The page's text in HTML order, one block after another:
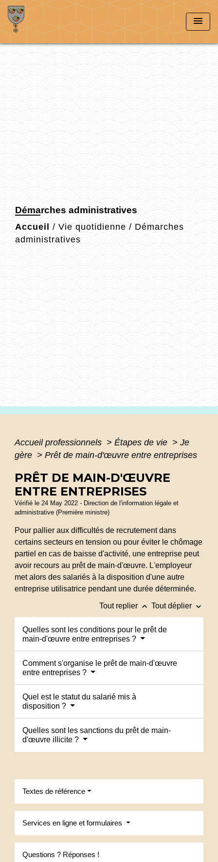
menu
Démarches administratives
Accueil / Vie quotidienne / Démarches
administratives
Accueil professionnels > Étapes de vie > Je
gère > Prêt de main-d'œuvre entre entreprises
PRÊT DE MAIN-D'ŒUVRE
ENTRE ENTREPRISES
Vérifié le 24 May 2022 - Direction de l'information légale et
administrative (Première ministre)
Pour pallier aux difficultés de recrutement dans
certains secteurs en tension ou pour éviter le chômage
partiel en cas de baisse d'activité, une entreprise peut
avoir recours au prêt de main-d'œuvre. L'employeur
met alors des salariés à la disposition d'une autre
entreprise utilisatrice pendant une durée déterminée.
Tout replier keyboard_arrow_up Tout déplier keyboard_arrow_down
Quelles sont les conditions pour le prêt de
main-d'œuvre entre entreprises ?
Comment s'organise le prêt de main-d'œuvre
entre entreprises ?
Quel est le statut du salarié mis à
disposition ?
Quelles sont les sanctions du prêt de main-
d'œuvre illicite ?
Textes de référence
Services en ligne et formulaires
Questions ? Réponses !